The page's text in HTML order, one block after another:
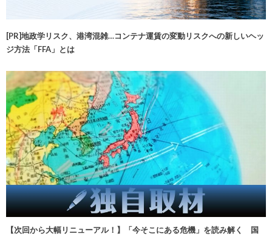
[PR]地政学リスク、港湾混雑…コンテナ運賃の変動リスクへの新しいヘッ
ジ方法「FFA」とは
【次回から大幅リニューアル！】「今そこにある危機」を読み解く 国